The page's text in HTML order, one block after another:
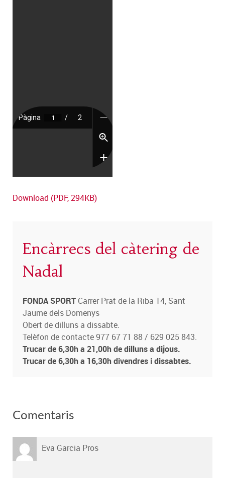
Download (PDF, 294KB)
Encàrrecs del càtering de
Nadal
FONDA SPORT Carrer Prat de la Riba 14, Sant
Jaume dels Domenys
Obert de dilluns a dissabte.
Telèfon de contacte 977 67 71 88 / 629 025 843.
Trucar de 6,30h a 21,00h de dilluns a dijous.
Trucar de 6,30h a 16,30h divendres i dissabtes.
Comentaris
Eva Garcia Pros